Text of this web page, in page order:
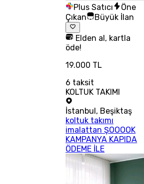
Plus Satıcı
Öne
Çıkan
Büyük İlan
Elden al, kartla
öde!
19.000 TL
6 taksit
KOLTUK TAKIMI
İstanbul , Beşiktaş
koltuk takımı
imalattan ŞOOOOK
KAMPANYA KAPIDA
ÖDEME İLE